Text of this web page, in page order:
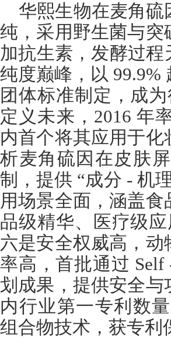
华熙生物在麦角
纯，采用野生菌与
加抗生素，发酵过程
纯度巅峰，以 99.9%
团体标准制定，成
定义未来，2016 年
内首个将其应用于
析麦角硫因在皮肤
制，提供 “成分 - 机
用场景全面，涵盖
品级精华、医疗级
六是安全权威高，
率高，首批通过
划成果，提供安全
内行业第一专利数
组合物技术，获专利